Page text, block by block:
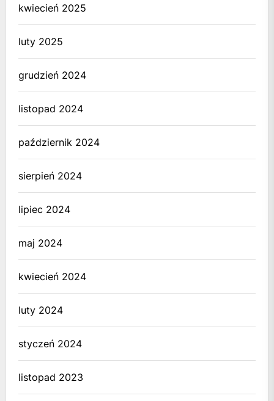
kwiecień 2025
luty 2025
grudzień 2024
listopad 2024
październik 2024
sierpień 2024
lipiec 2024
maj 2024
kwiecień 2024
luty 2024
styczeń 2024
listopad 2023